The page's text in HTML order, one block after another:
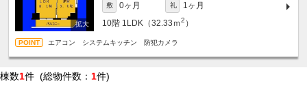
敷 0ヶ月 礼
1ヶ月
10階 1LDK（32.33ｍ2 ）
エアコン システムキッチン 防犯カメラ
棟数1件 (総物件数： 1件)